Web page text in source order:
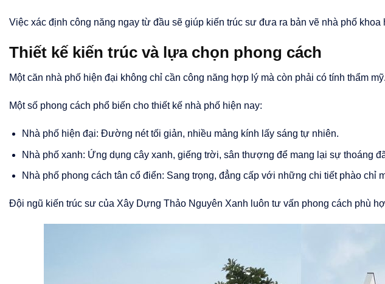
Việc xác định công năng ngay từ đầu sẽ giúp kiến trúc sư đưa ra bản vẽ nhà phố
Thiết kế kiến trúc và lựa chọn phong cách
Một căn nhà phố hiện đại không chỉ cần công năng hợp lý mà còn phải có tính thẩm
Một số phong cách phổ biến cho thiết kế nhà phố hiện nay:
Nhà phố hiện đại: Đường nét tối giản, nhiều mảng kính lấy sáng tự nhiên.
Nhà phố xanh: Ứng dụng cây xanh, giếng trời, sân thượng để mang lại sự thoáng
Nhà phố phong cách tân cổ điển: Sang trọng, đẳng cấp với những chi tiết phào chỉ
Đội ngũ kiến trúc sư của Xây Dựng Thảo Nguyên Xanh luôn tư vấn phong cách phù